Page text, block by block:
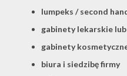
lumpeks / second
gabinety lekarskie
gabinety
biura i siedzibę firmy